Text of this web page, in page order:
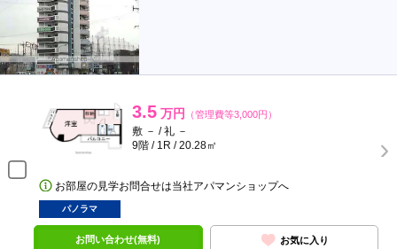
3.5 万円 （管理費等3,000円）
敷 － / 礼 －
9階 / 1R / 20.28㎡
お部屋の見学お問合せは当社アパマンショップへ
パノラマ
お問い合わせ(無料) お気に入り